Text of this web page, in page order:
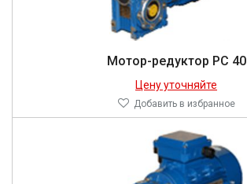
Мотор-редуктор PC 40
Цену уточняйте
Добавить в избранное